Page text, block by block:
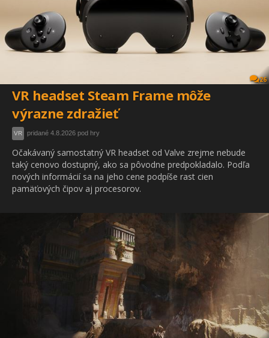
26
VR headset Steam Frame môže
výrazne zdražieť
VR pridané 4.8.2026 pod hry
Očakávaný samostatný VR headset od Valve zrejme nebude
taký cenovo dostupný, ako sa pôvodne predpokladalo. Podľa
nových informácií sa na jeho cene podpíše rast cien
pamäťových čipov aj procesorov.